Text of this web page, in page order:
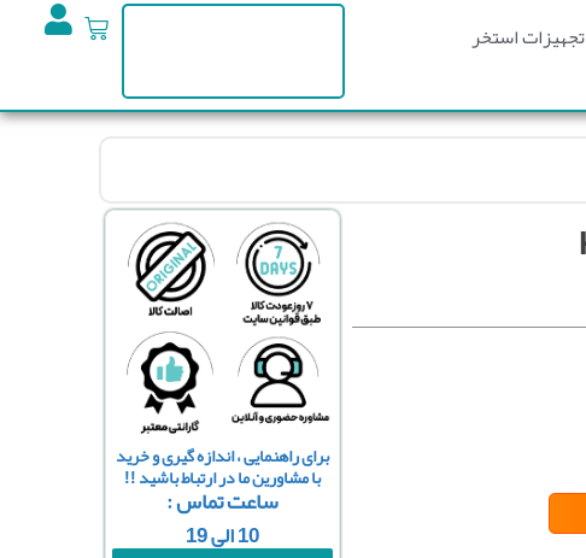
تجهیزات استخر
برای راهنمایی ، اندازه گیری و خرید
با مشاورین ما در ارتباط باشید !!
ساعت تماس :
10 الی 19